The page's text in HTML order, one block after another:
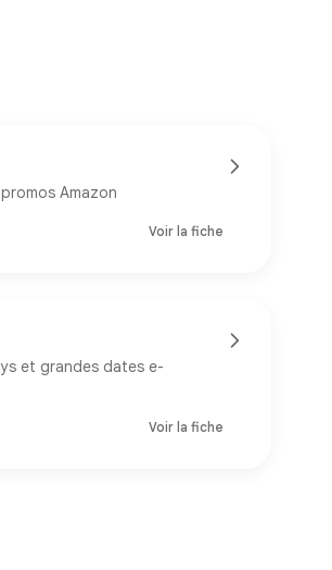
Amazon
Voir la fiche
et grandes dates e-
Voir la fiche